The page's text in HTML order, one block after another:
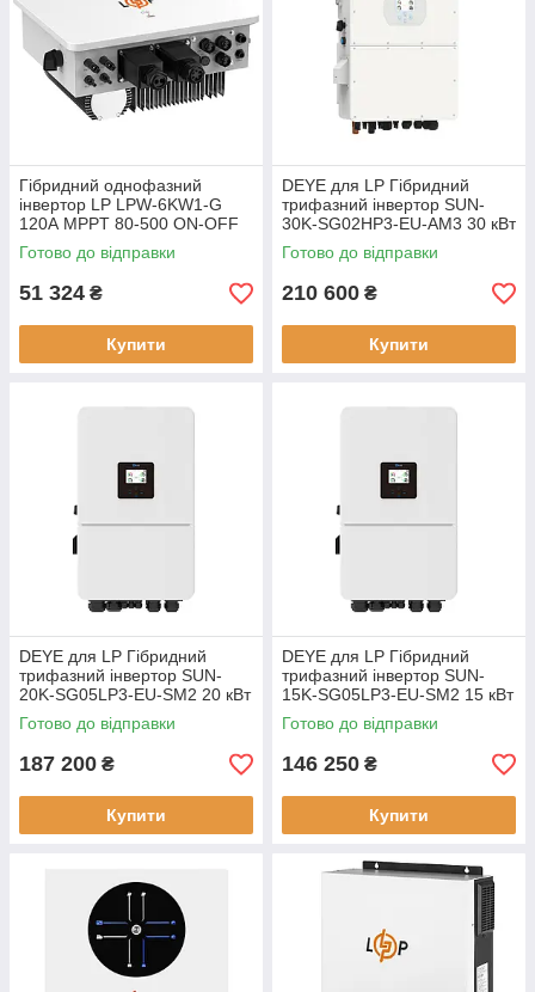
Гібридний однофазний
інвертор LP LPW-6KW1-G
120А MPPT 80-500 ON-OFF
GRID з Wi-Fi
Готово до відправки
51 324 ₴
Купити
DEYE для LP Гібридний
трифазний інвертор SUN-
30K-SG02HP3-EU-AM3 30 кВт
Готово до відправки
210 600 ₴
Купити
DEYE для LP Гібридний
трифазний інвертор SUN-
20K-SG05LP3-EU-SM2 20 кВт
Готово до відправки
187 200 ₴
Купити
DEYE для LP Гібридний
трифазний інвертор SUN-
15K-SG05LP3-EU-SM2 15 кВт
Готово до відправки
146 250 ₴
Купити